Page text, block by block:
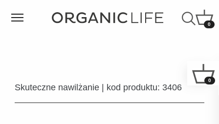
0
0
Skuteczne nawilżanie | kod produktu: 3406